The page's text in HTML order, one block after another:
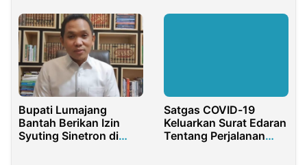
Bupati Lumajang
Bantah Berikan Izin
Syuting Sinetron di
Satgas COVID-19
Keluarkan Surat Edaran
Tentang Perjalanan